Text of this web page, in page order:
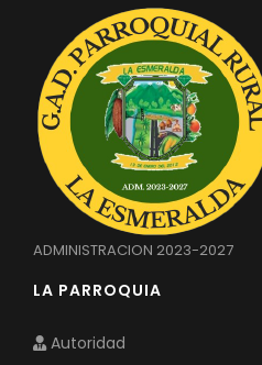
ADMINISTRACION 2023-2027
LA PARROQUIA
Autoridad